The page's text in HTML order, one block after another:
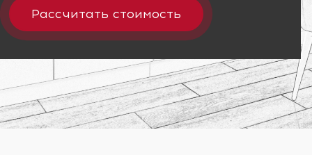
Рассчитать стоимость